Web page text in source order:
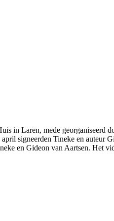
in Laren, mede georganiseerd
signeerden Tineke en auteur
en Gideon van Aartsen. Het